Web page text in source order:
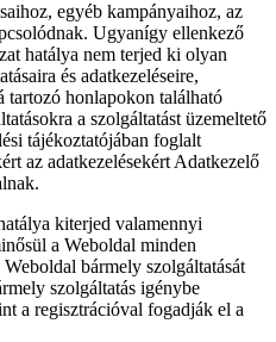
egyéb kampányaihoz, az
Ugyanígy ellenkező
hatálya nem terjed ki olyan
és adatkezeléseire,
tartozó honlapokon található
a szolgáltatást üzemeltető
tájékoztatójában foglalt
az adatkezelésekért Adatkezelő
kiterjed valamennyi
a Weboldal minden
bármely szolgáltatását
szolgáltatás igénybe
a regisztrációval fogadják el a